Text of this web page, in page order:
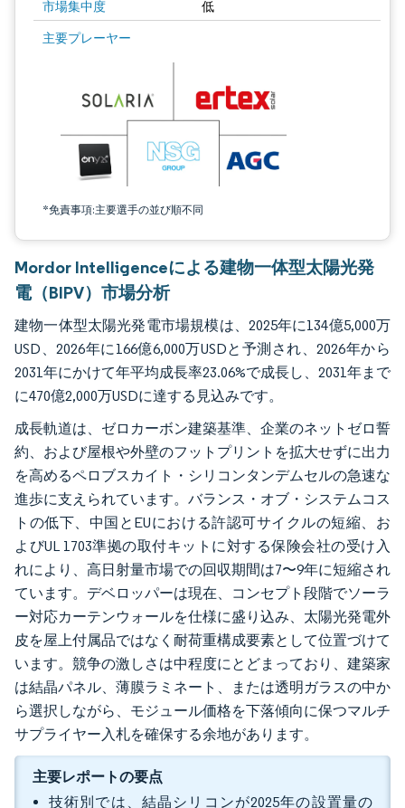
市場集中度 低
主要プレーヤー
*免責事項:主要選手の並び順不同
画像 © Mordor Intelligence。再利用にはCC BY 4.0の表示が必要です。
Mordor Intelligenceによる建物一体型太陽光発
電（BIPV）市場分析
建物一体型太陽光発電市場規模は、2025年に134億5,000万
USD、2026年に166億6,000万USDと予測され、2026年から
2031年にかけて年平均成長率23.06%で成長し、2031年まで
に470億2,000万USDに達する見込みです。
成長軌道は、ゼロカーボン建築基準、企業のネットゼロ誓
約、および屋根や外壁のフットプリントを拡大せずに出力
を高めるペロブスカイト・シリコンタンデムセルの急速な
進歩に支えられています。バランス・オブ・システムコス
トの低下、中国とEUにおける許認可サイクルの短縮、お
よびUL 1703準拠の取付キットに対する保険会社の受け入
れにより、高日射量市場での回収期間は7〜9年に短縮され
ています。デベロッパーは現在、コンセプト段階でソーラ
ー対応カーテンウォールを仕様に盛り込み、太陽光発電外
皮を屋上付属品ではなく耐荷重構成要素として位置づけて
います。競争の激しさは中程度にとどまっており、建築家
は結晶パネル、薄膜ラミネート、または透明ガラスの中か
ら選択しながら、モジュール価格を下落傾向に保つマルチ
サプライヤー入札を確保する余地があります。
主要レポートの要点
技術別では、結晶シリコンが2025年の設置量の